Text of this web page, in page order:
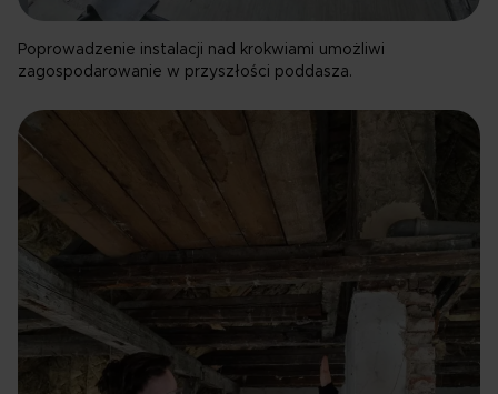
Poprowadzenie instalacji nad krokwiami umożliwi
zagospodarowanie w przyszłości poddasza.